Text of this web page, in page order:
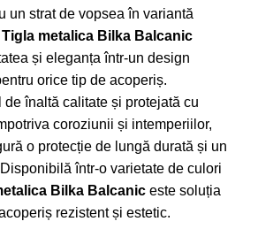
un strat de vopsea în variantă
Tigla metalica Bilka Balcanic
și eleganța într-un design
orice tip de acoperiș.
de înaltă calitate și protejată cu
coroziunii și intemperiilor,
o protecție de lungă durată și un
într-o varietate de culori
Bilka Balcanic este soluția
rezistent și estetic.